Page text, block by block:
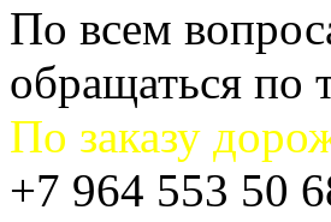
По всем
обращаться по
По заказу
+7 964 553 50